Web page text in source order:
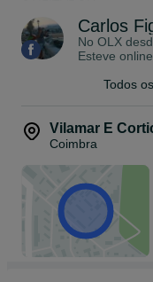
Carlos
No OLX
Esteve
Todos
Vilamar E
Coimbra